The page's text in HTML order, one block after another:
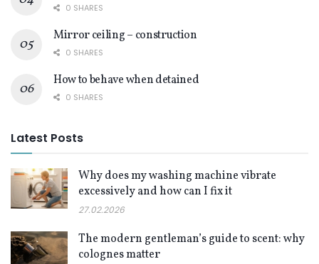
0 SHARES
Mirror ceiling – construction
0 SHARES
How to behave when detained
0 SHARES
Latest Posts
Why does my washing machine vibrate
excessively and how can I fix it
27.02.2026
The modern gentleman’s guide to scent: why
colognes matter